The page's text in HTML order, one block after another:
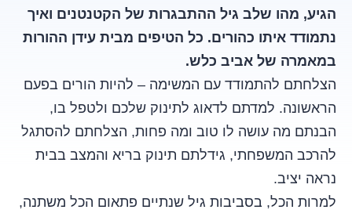
הגיע, מהו שלב גיל ההתבגרות של הקטנטנים ואיך
נתמודד איתו כהורים. כל הטיפים מבית עידן ההורות
במאמרה של אביב כלש.
הצלחתם להתמודד עם המשימה – להיות הורים בפעם
הראשונה. למדתם לדאוג לתינוק שלכם ולטפל בו,
הבנתם מה עושה לו טוב ומה פחות, הצלחתם להסתגל
להרכב המשפחתי, גידלתם תינוק בריא והמצב בבית
נראה יציב.
למרות הכל, בסביבות גיל שנתיים פתאום הכל משתנה,